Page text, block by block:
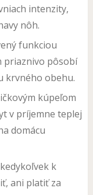
intenzity,
nôh.
funkciou
priaznivo pôsobí
krvného obehu.
kúpeľom
v príjemne teplej
domácu
k
ani platiť za